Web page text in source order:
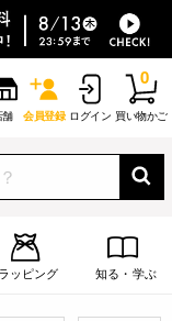
舗 会員登録 ログイン 買い物かご
0
ラッピング 知る・学ぶ